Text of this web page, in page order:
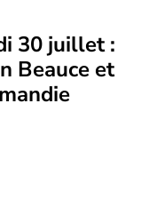
30 juillet :
Beauce et